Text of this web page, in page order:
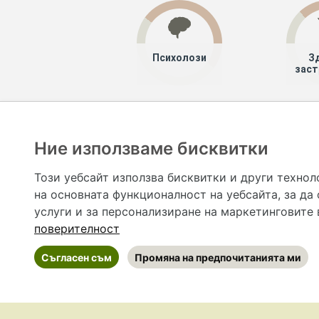
Психолози
предназначена да служи само и единствено за
допълване на данните и за коригиране на
Ние използваме бисквитки
Този уебсайт използва бисквитки и други
на основната функционалност на уебсайта, за да
услуги и за персонализиране на
поверителност
Съгласен съм Промяна на предпочитанията ми